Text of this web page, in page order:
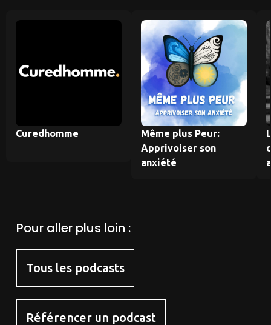
Curedhomme
Même plus Peur:
Apprivoiser son
anxiété
Pour aller plus loin :
Tous les podcasts
Référencer un podcast